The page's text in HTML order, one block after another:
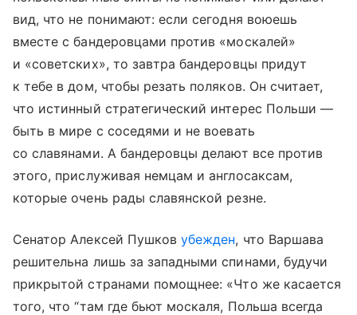
вид, что не понимают: если сегодня воюешь
вместе с бандеровцами против «москалей»
и «советских», то завтра бандеровцы придут
к тебе в дом, чтобы резать поляков. Он считает,
что истинный стратегический интерес Польши —
быть в мире с соседями и не воевать
со славянами. А бандеровцы делают все против
этого, прислуживая немцам и англосаксам,
которые очень рады славянской резне.
Сенатор Алексей Пушковубежден, что Варшава
решительна лишь за западными спинами, будучи
прикрытой странами помощнее: «Что же касается
того, что “там где бьют москаля, Польша всегда